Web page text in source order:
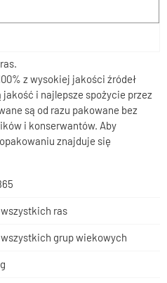
z wysokiej jakości źródeł
i najlepsze spożycie przez
są od razu pakowane bez
i konserwantów. Aby
znajduje się
wszystkich ras
wszystkich grup wiekowych